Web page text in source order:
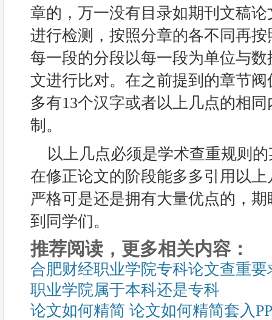
章的，万一没有目录如期刊文稿
进行检测，按照分章的各不同再
每一段的分段以每一段为单位与
文进行比对。在之前提到的章节
多有13个汉字或者以上几点的相
制。
以上几点必须是学术查重规则
在修正论文的阶段能多多引用以
严格可是还是拥有大量优点的，
到同学们。
推荐阅读，更多相关内容：
合肥财经职业学院专科论文查重
职业学院属于本科还是专科
论文如何精简 论文如何精简套入